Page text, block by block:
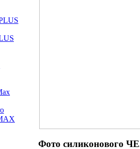
Фото силиконового